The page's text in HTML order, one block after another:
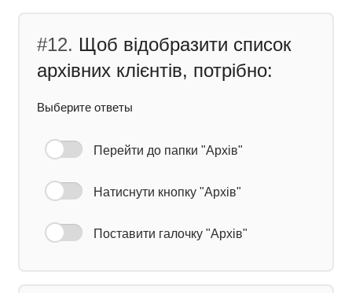
#12. Щоб відобразити список
архівних клієнтів, потрібно:
Выберите ответы
Перейти до папки "Архів"
Натиснути кнопку "Архів"
Поставити галочку "Архів"